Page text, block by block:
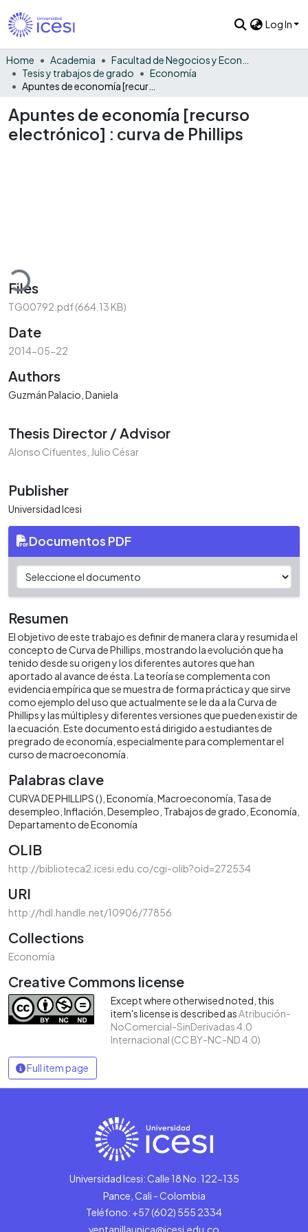
Log In
Home Academia
Tesis y trabajos de grado
Economía
Apuntes de economía [recurso
electrónico] : curva de Phillips
Files
TG00792.pdf(664.13 KB)
Date
2014-05-22
Authors
Guzmán Palacio, Daniela
Thesis Director / Advisor
Alonso Cifuentes, Julio César
Publisher
Universidad Icesi
Documentos PDF
Resumen
El objetivo de este trabajo es definir de manera clara y resumida el
concepto de Curva de Phillips, mostrando la evolución que ha
tenido desde su origen y los diferentes autores que han
aportado al avance de ésta. La teoría se complementa con
evidencia empírica que se muestra de forma práctica y que sirve
como ejemplo del uso que actualmente se le da a la Curva de
Phillips y las múltiples y diferentes versiones que pueden existir de
la ecuación. Este documento está dirigido a estudiantes de
pregrado de economía, especialmente para complementar el
curso de macroeconomía.
Palabras clave
CURVA DE PHILLIPS ( ) Economía Macroeconomía Tasa de
desempleo Inflación Desempleo Trabajos de grado Economía
Departamento de Economía
OLIB
http://biblioteca2.icesi.edu.co/cgi-olib?oid=272534
URI
http://hdl.handle.net/10906/77856
Collections
Economía
Creative Commons license
Except where otherwised noted, this
item's license is described asAtribución-
NoComercial-SinDerivadas 4.0
Internacional (CC BY-NC-ND 4.0)
Full item page
Universidad Icesi: Calle 18 No. 122-135
Pance, Cali - Colombia
Teléfono: +57 (602) 555 2334
ventanillaunica@icesi.edu.co